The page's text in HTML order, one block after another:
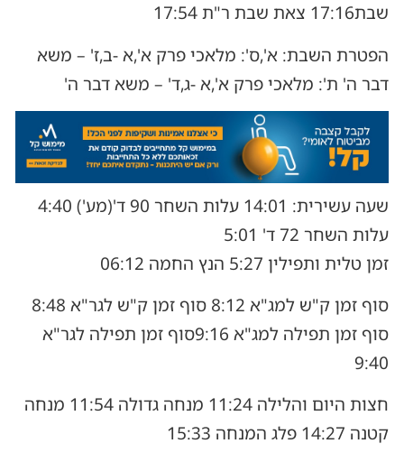
שבת17:16 צאת שבת ר"ת 17:54
הפטרת השבת: א',ס': מלאכי פרק א',א -ב,ז' – משא
דבר ה' ת': מלאכי פרק א',א -ג,ד' – משא דבר ה'
שעה עשירית: 14:01 עלות השחר 90 ד'(מע') 4:40
עלות השחר 72 ד' 5:01
זמן טלית ותפילין 5:27 הנץ החמה 06:12
סוף זמן ק"ש למג"א 8:12 סוף זמן ק"ש לגר"א 8:48
סוף זמן תפילה למג"א 9:16סוף זמן תפילה לגר"א
9:40
חצות היום והלילה 11:24 מנחה גדולה 11:54 מנחה
קטנה 14:27 פלג המנחה 15:33